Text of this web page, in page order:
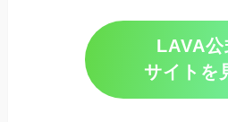
LAVA公
サイトを